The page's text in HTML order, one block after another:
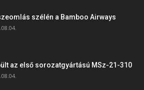
szélén a Bamboo Airways
az első sorozatgyártású MSz-21-310